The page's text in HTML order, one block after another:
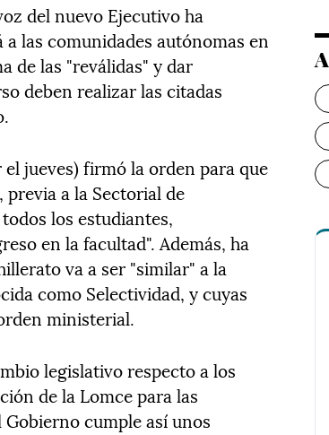
del nuevo Ejecutivo ha
las comunidades autónomas en
de las "reválidas" y dar
deben realizar las citadas
jueves) firmó la orden para que
a la Sectorial de
los estudiantes,
en la facultad". Además, ha
va a ser "similar" a la
como Selectividad, y cuyas
ministerial.
legislativo respecto a los
de la Lomce para las
cumple así unos